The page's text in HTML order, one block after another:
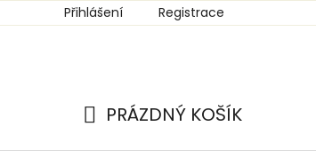
Přihlášení Registrace
PRÁZDNÝ KOŠÍK